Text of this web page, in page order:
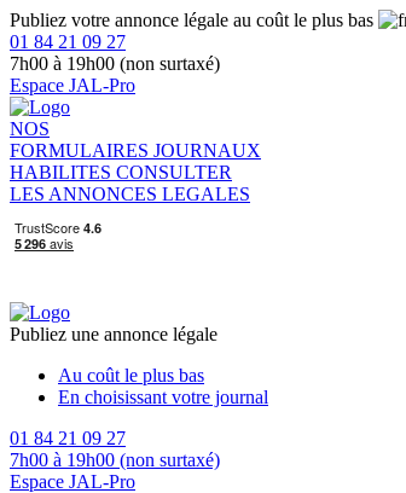
Publiez votre annonce légale au coût le plus bas
01 84 21 09 27
7h00 à 19h00 (non surtaxé)
Espace JAL-Pro
NOS
FORMULAIRES JOURNAUX
HABILITES CONSULTER
LES ANNONCES LEGALES
Publiez une annonce légale
Au coût le plus bas
En choisissant votre journal
01 84 21 09 27
7h00 à 19h00 (non surtaxé)
Espace JAL-Pro